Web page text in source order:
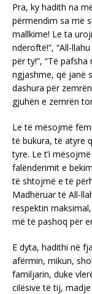
Pra, ky hadith na
përmendim sa më
mallkime! Le ta
nderoftë!”, “All-
për ty!”, “Të pafsha
ngjashme, që janë
dashura për
gjuhën e zemrën
Le të mësojmë
të bukura, të atyre
tyre. Le t’i
falënderimit e
të shtojmë e të
Madhëruar të All-
respektin
më të pashoq për
E dyta, hadithi në
afërmin, mikun,
familjarin, duke
cilësive të tij,